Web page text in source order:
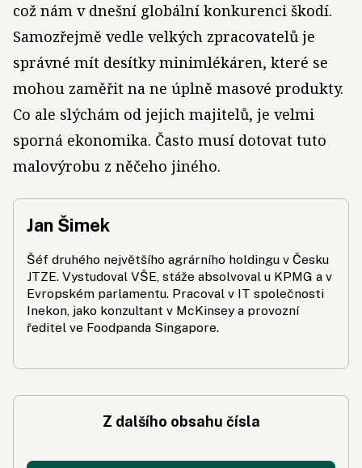
což nám v dnešní globální konkurenci škodí.
Samozřejmě vedle velkých zpracovatelů je
správné mít desítky minimlékáren, které se
mohou zaměřit na ne úplně masové produkty.
Co ale slýchám od jejich majitelů, je velmi
sporná ekonomika. Často musí dotovat tuto
malovýrobu z něčeho jiného.
Jan Šimek
Šéf druhého největšího agrárního holdingu v Česku
JTZE. Vystudoval VŠE, stáže absolvoval u KPMG a v
Evropském parlamentu. Pracoval v IT společnosti
Inekon, jako konzultant v McKinsey a provozní
ředitel ve Foodpanda Singapore.
Z dalšího obsahu čísla